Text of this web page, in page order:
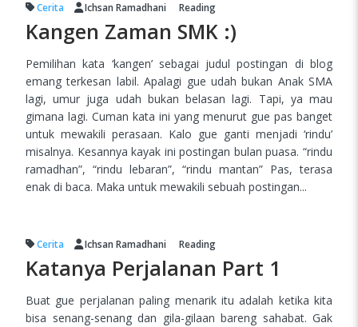
Cerita Ichsan Ramadhani Reading
Kangen Zaman SMK :)
Pemilihan kata ‘kangen’ sebagai judul postingan di blog
emang terkesan labil. Apalagi gue udah bukan Anak SMA
lagi, umur juga udah bukan belasan lagi. Tapi, ya mau
gimana lagi. Cuman kata ini yang menurut gue pas banget
untuk mewakili perasaan. Kalo gue ganti menjadi ‘rindu’
misalnya. Kesannya kayak ini postingan bulan puasa. “rindu
ramadhan”, “rindu lebaran”, “rindu mantan” Pas, terasa
enak di baca. Maka untuk mewakili sebuah postingan...
Cerita Ichsan Ramadhani Reading
Katanya Perjalanan Part 1
Buat gue perjalanan paling menarik itu adalah ketika kita
bisa senang-senang dan gila-gilaan bareng sahabat. Gak